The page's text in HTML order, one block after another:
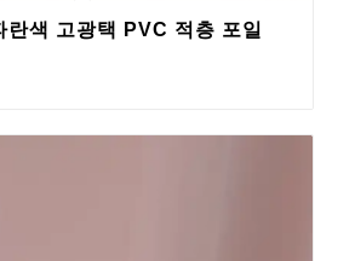
란색 고광택 PVC 적층 포일